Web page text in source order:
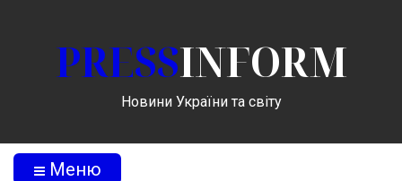
PRESSINFORM
Новини України та світу
Меню